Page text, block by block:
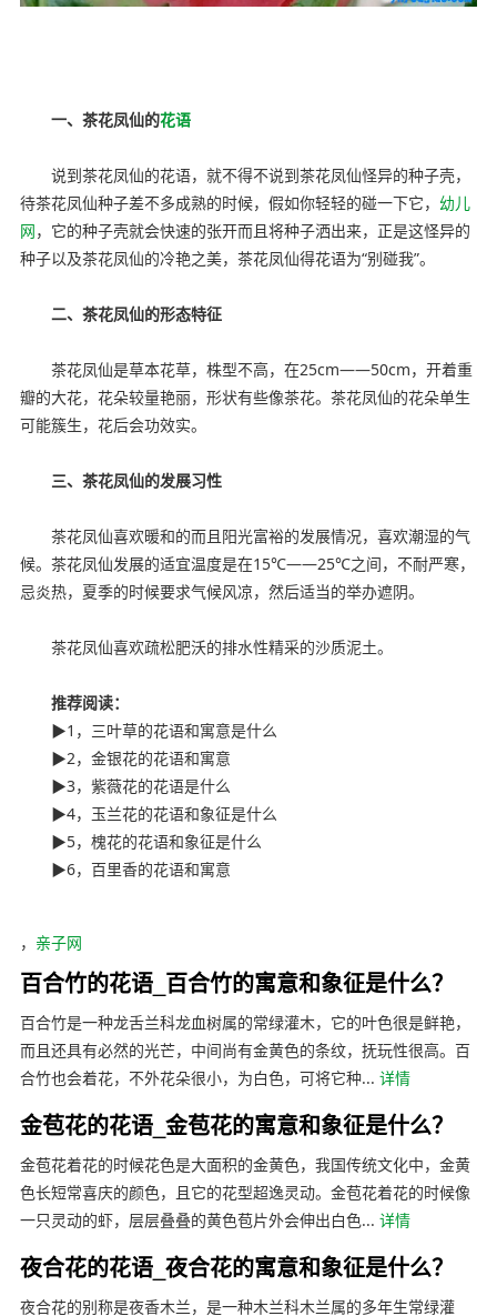
一、茶花凤仙的花语
说到茶花凤仙的花语，就不得不说到茶花凤仙怪异的种子壳，
待茶花凤仙种子差不多成熟的时候，假如你轻轻的碰一下它， 幼儿
网，它的种子壳就会快速的张开而且将种子洒出来，正是这怪异的
种子以及茶花凤仙的冷艳之美，茶花凤仙得花语为“别碰我”。
二、茶花凤仙的形态特征
茶花凤仙是草本花草，株型不高，在25cm——50cm，开着重
瓣的大花，花朵较量艳丽，形状有些像茶花。茶花凤仙的花朵单生
可能簇生，花后会功效实。
三、茶花凤仙的发展习性
茶花凤仙喜欢暖和的而且阳光富裕的发展情况，喜欢潮湿的气
候。茶花凤仙发展的适宜温度是在15℃——25℃之间，不耐严寒，
忌炎热，夏季的时候要求气候风凉，然后适当的举办遮阴。
茶花凤仙喜欢疏松肥沃的排水性精采的沙质泥土。
推荐阅读：
▶1，三叶草的花语和寓意是什么
▶2，金银花的花语和寓意
▶3，紫薇花的花语是什么
▶4，玉兰花的花语和象征是什么
▶5，槐花的花语和象征是什么
▶6，百里香的花语和寓意
， 亲子网
百合竹的花语_百合竹的寓意和象征是什么？
百合竹是一种龙舌兰科龙血树属的常绿灌木，它的叶色很是鲜艳，
而且还具有必然的光芒，中间尚有金黄色的条纹，抚玩性很高。百
合竹也会着花，不外花朵很小，为白色，可将它种... 详情
金苞花的花语_金苞花的寓意和象征是什么？
金苞花着花的时候花色是大面积的金黄色，我国传统文化中，金黄
色长短常喜庆的颜色，且它的花型超逸灵动。金苞花着花的时候像
一只灵动的虾，层层叠叠的黄色苞片外会伸出白色... 详情
夜合花的花语_夜合花的寓意和象征是什么？
夜合花的别称是夜香木兰，是一种木兰科木兰属的多年生常绿灌